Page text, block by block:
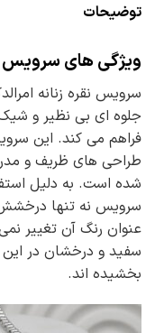
توضیحات
ویژگی های سرویس
جلوه ای بی نظیر و
فراهم می کند. این
شده است. به دلیل
سرویس نه تنها درخشش
عنوان رنگ آن تغییر
سفید و درخشان در
بخشیده اند.